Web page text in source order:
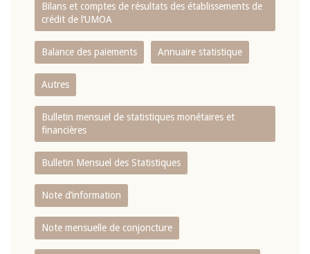
Bilans et comptes de résultats des établissements de
crédit de l‘UMOA
Balance des paiements Annuaire statistique
Autres
Bulletin mensuel de statistiques monétaires et
financières
Bulletin Mensuel des Statistiques
Note d’information
Note mensuelle de conjoncture